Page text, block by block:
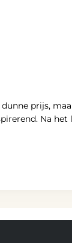
dunne prijs,
Na